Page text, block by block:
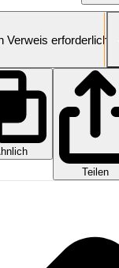
Verweis erforderlich
Teilen